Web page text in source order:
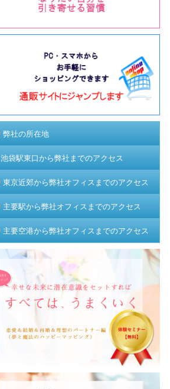
弊社の所在地
池袋駅東口から弊社までのアクセス
東京近郊から弊社オフィスまでのアクセス
主要駅から弊社オフィスまでのアクセス
主要空港から弊社オフィスまでのアクセス